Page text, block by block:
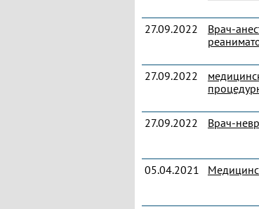
27.09.2022
Врач-
27.09.2022
27.09.2022 Врач-
05.04.2021